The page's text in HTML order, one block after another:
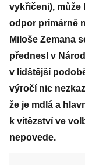
vykřičeni), může
odpor primárně
Miloše Zemana
přednesl v
v lidštější
výročí nic
že je mdlá a
k vítězství ve
nepovede.